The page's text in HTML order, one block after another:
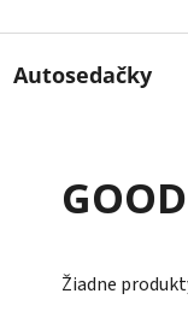
Autosedačky
Žiadne